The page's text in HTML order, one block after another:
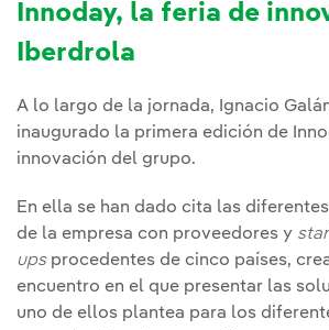
Innoday, la feria de
Iberdrola
A lo largo de la jornada, Ignacio
inaugurado la primera edición de
innovación del grupo.
En ella se han dado cita las
de la empresa con proveedores y
upsprocedentes de cinco países,
encuentro en el que presentar las
uno de ellos plantea para los